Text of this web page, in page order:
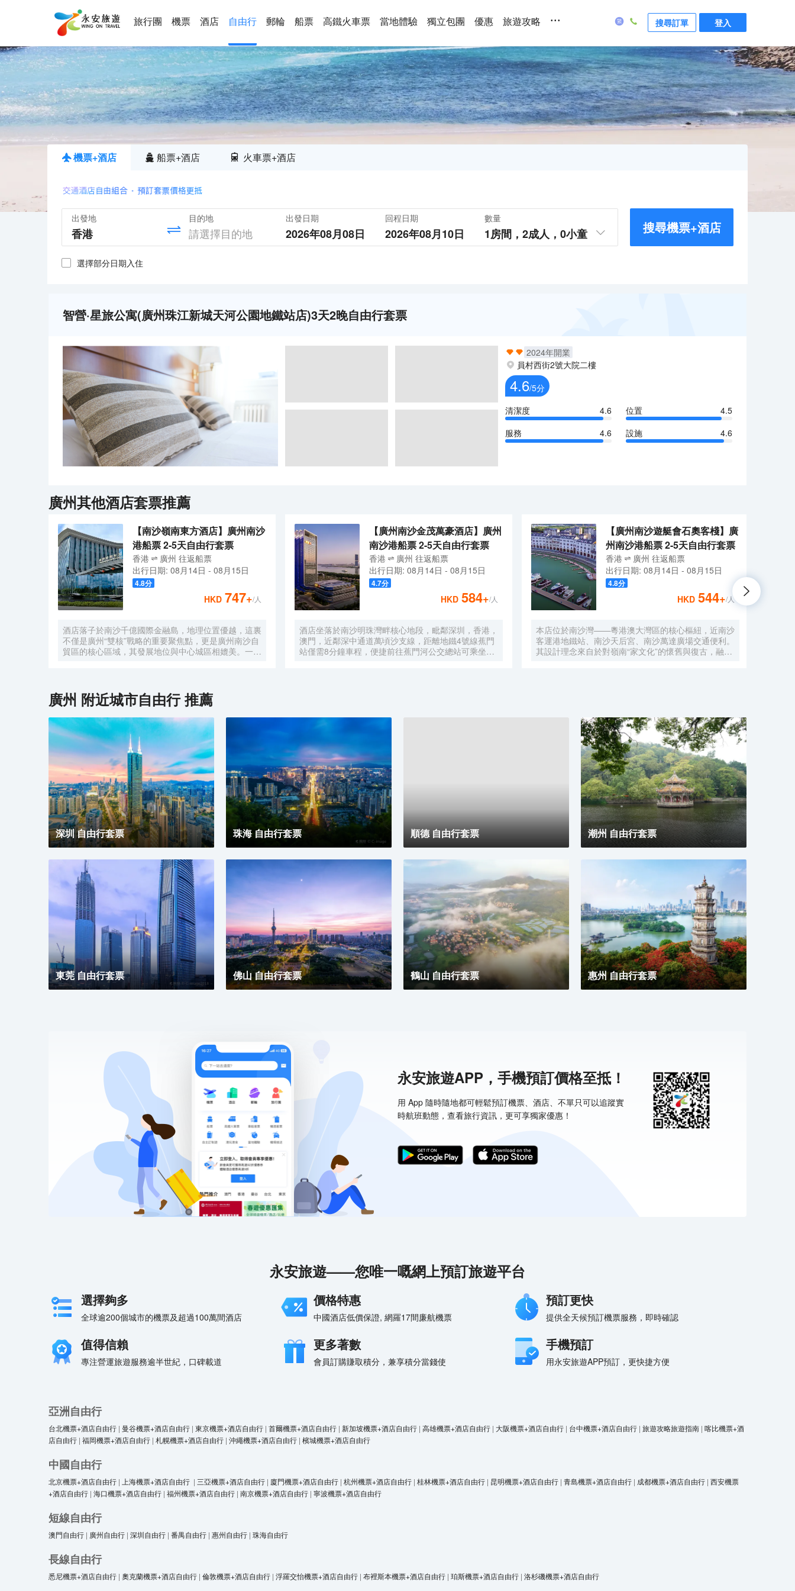
旅行團 機票 酒店 自由行 郵輪 船票 高鐵火車票 當地體驗 獨立包團 優惠 旅遊攻略 ... 搜尋訂單 登入
機票+酒店 船票+酒店 火車票+酒店
出發地 目的地 出發日期
2026年08月08日
回程日期
2026年08月10日
數量
1房間， 2成人， 0小童 搜尋機票+酒店
選擇部分日期入住
智營·星旅公寓(廣州珠江新城天河公園地鐵站店)3天2晚自由行套票
2024年開業
員村西街2號大院二樓
4.6/5分
清潔度
4.6 位置
4.5
服務
4.6 設施 4.6
廣州其他酒店套票推薦
【南沙嶺南東方酒店】廣州南沙
港船票 2-5天自由行套票
香港 廣州 往返船票
出行日期: 08月14日 - 08月15日
4.8分
HKD 747+/人
酒店落子於南沙千億國際金融島，地理位置優越，這裏
不僅是廣州“雙核”戰略的重要聚焦點，更是廣州南沙自
貿區的核心區域，其發展地位與中心城區相媲美。一小
含西式願景——Amazing（令人驚歎），
Astonishing（令人震撼），隱含着酒店將成為南沙乃
至全球矚目的中式美學新地標的美好期許。 酒店作為
南沙國際會展中心綜合體重要組成部分，以“木棉花
開，鴻翔海絲”之設計理念，以大灣區金融新地標之姿
態，締造南沙“立足灣區、協同港澳、面向世界”的實踐
範本。
【廣州南沙金茂萬豪酒店】廣州
南沙港船票 2-5天自由行套票
香港 廣州 往返船票
出行日期: 08月14日 - 08月15日
4.7分
HKD 584+/人
酒店坐落於南沙明珠灣畔核心地段，毗鄰深圳，香港，
澳門，近鄰深中通道萬頃沙支線，距離地鐵4號線蕉門
站僅需8分鐘車程，便捷前往蕉門河公交總站可乘坐機
代經典與優雅，滿足休閒賓客對在地文化的探索與體
驗。配備粵式風味的林苑中餐廳、中西結合的漁人碼頭
珍饈美饌。酒店擁有馬丁叔叔的農場，小朋友們可盡情
與小動物們互動亦或參與馬丁叔叔課堂，共度愉快的親
子時光。同時，酒店擁有1,600平方米的宴會及會議場
地以及寬敞的戶外草坪，可滿足不同的會議及宴會需
求，無論商務出行亦或休閒旅遊期待與您共赴南沙，遇
見另一種可能。
【廣州南沙遊艇會石奧客棧】廣
州南沙港船票 2-5天自由行套票
香港 廣州 往返船票
出行日期: 08月14日 - 08月15日
4.8分
HKD 544+/人
本店位於南沙灣——粵港澳大灣區的核心樞紐，近南沙
客運港地鐵站、南沙天后宮、南沙萬達廣場交通便利。
其設計理念來自於對嶺南“家文化”的懷舊與復古，融合
室，主要提供早餐、茶點、飲品、簡餐等服務；同時亦
與中國大陸獲得“五金錨”獎的南沙遊艇會提供宴會/婚
宴/會議、中西式餐飲、遊艇觀光/租賃、帆船租賃/體
驗、遊艇帆船駕證考取等不同種服務功能，打造出一種
特色的休閒度假空間。
廣州 附近城市自由行 推薦
深圳 自由行套票 珠海 自由行套票 順德 自由行套票 潮州 自由行套票
東莞 自由行套票 佛山 自由行套票 鶴山 自由行套票 惠州 自由行套票
永安旅遊APP，手機預訂價格至抵！
用 App 隨時隨地都可輕鬆預訂機票、酒店、不單只可以追蹤實
時航班動態，查看旅行資訊，更可享獨家優惠！
永安旅遊——您唯一嘅網上預訂旅遊平台
選擇夠多
全球逾200個城市的機票及超過100萬間酒店
價格特惠
中國酒店低價保證, 網羅17間廉航機票
預訂更快
提供全天候預訂機票服務，即時確認
值得信賴
專注營運旅遊服務逾半世紀，口碑載道
更多著數
會員訂購賺取積分，兼享積分當錢使
手機預訂
用永安旅遊APP預訂，更快捷方便
亞洲自由行
台北機票+酒店自由行 | 曼谷機票+酒店自由行 | 東京機票+酒店自由行 | 首爾機票+酒店自由行 | 新加坡機票+酒店自由行 | 高雄機票+酒店自由行 | 大阪機票+酒店自由行 | 台中機票+酒店自由行 | 旅遊攻略旅遊指南 | 喀比機票+酒
店自由行 | 福岡機票+酒店自由行 | 札幌機票+酒店自由行 | 沖繩機票+酒店自由行 | 檳城機票+酒店自由行
中國自由行
北京機票+酒店自由行 | 上海機票+酒店自由行 | 三亞機票+酒店自由行 | 廈門機票+酒店自由行 | 杭州機票+酒店自由行 | 桂林機票+酒店自由行 | 昆明機票+酒店自由行 | 青島機票+酒店自由行 | 成都機票+酒店自由行 | 西安機票
+酒店自由行 | 海口機票+酒店自由行 | 福州機票+酒店自由行 | 南京機票+酒店自由行 | 寧波機票+酒店自由行
短線自由行
澳門自由行 | 廣州自由行 | 深圳自由行 | 番禺自由行 | 惠州自由行 | 珠海自由行
長線自由行
悉尼機票+酒店自由行 | 奧克蘭機票+酒店自由行 | 倫敦機票+酒店自由行 | 浮羅交怡機票+酒店自由行 | 布裡斯本機票+酒店自由行 | 珀斯機票+酒店自由行 | 洛杉磯機票+酒店自由行